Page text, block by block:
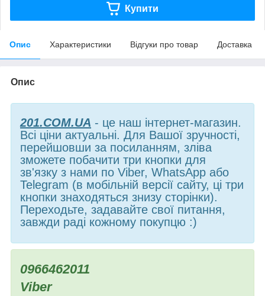
Купити
Опис Характеристики Відгуки про товар Доставка
Опис
201.COM.UA - це наш інтернет-магазин.
Всі ціни актуальні. Для Вашої зручності,
перейшовши за посиланням, зліва
зможете побачити три кнопки для
зв'язку з нами по Viber, WhatsApp або
Telegram (в мобільній версії сайту, ці три
кнопки знаходяться знизу сторінки).
Переходьте, задавайте свої питання,
завжди раді кожному покупцю :)
0966462011
Viber